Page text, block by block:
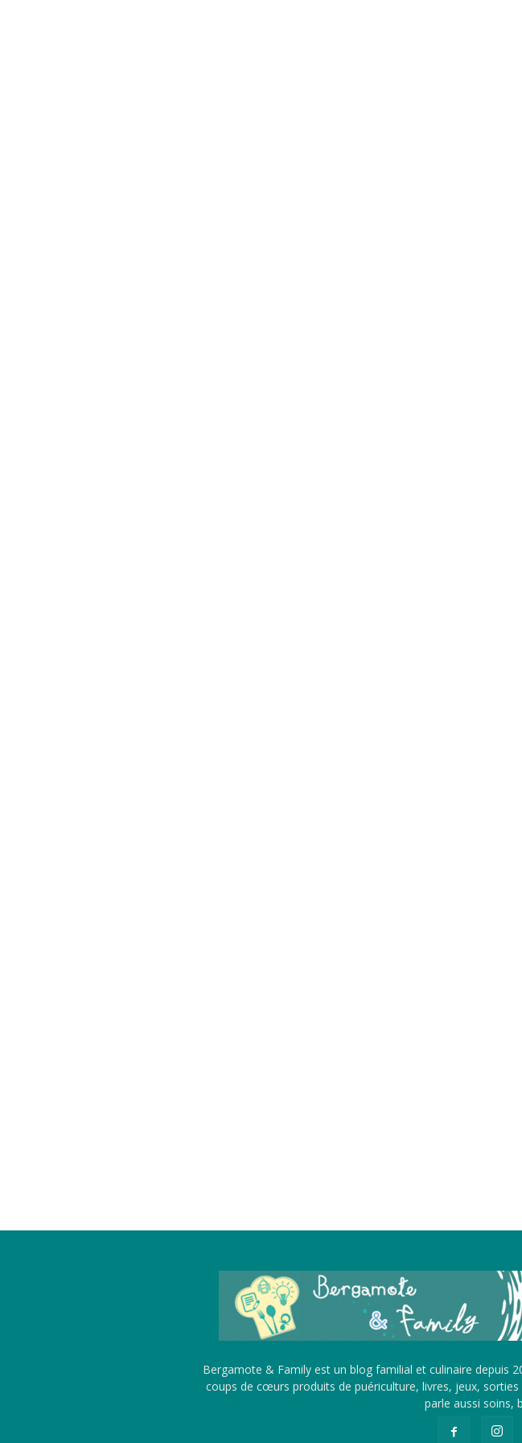
Bergamote & Family est un blog familial et culinaire depuis
coups de cœurs produits de puériculture, livres, jeux,
parle aussi soins,